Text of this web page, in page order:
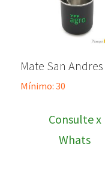
Mate San Andres
Mínimo: 30
Consulte x
Whats